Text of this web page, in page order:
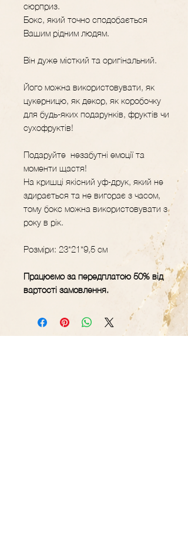
сюрприз.
Бокс, який точно сподобається
Вашим рідним людям.
Він дуже місткий та оригінальний.
Його можна використовувати, як
цукерницю, як декор, як коробочку
для будь-яких подарунків, фруктів чи
сухофруктів!
Подаруйте незабутні емоції та
моменти щастя!
На кришці якісний уф-друк, який не
здирається та не вигорає з часом,
тому бокс можна використовувати з
року в рік.
Розміри: 23*21*9,5 см
Працюємо за передплатою 50% від
вартості замовлення.